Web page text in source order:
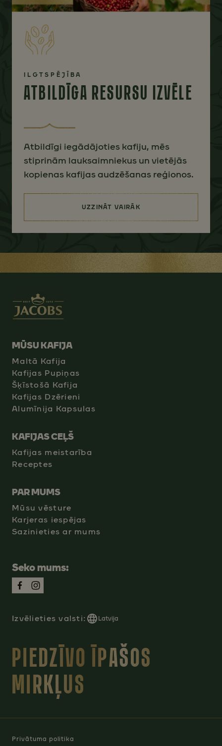
ILGTSPĒJĪBA
ATBILDĪGA RESURSU IZVĒLE
Atbildīgi iegādājoties kafiju, mēs
stiprinām lauksaimniekus un vietējās
kopienas kafijas audzēšanas reģionos.
UZZINĀT VAIRĀK
MŪSU KAFIJA
Maltā Kafija
Kafijas Pupiņas
Šķīstošā Kafija
Kafijas Dzērieni
Alumīnija Kapsulas
KAFIJAS CEĻŠ
Kafijas meistarība
Receptes
PAR MUMS
Mūsu vēsture
Karjeras iespējas
Sazinieties ar mums
Seko mums:
Izvēlieties valsti: Latvija
PIEDZĪVO ĪPAŠOS
MIRKĻUS
Privātuma politika